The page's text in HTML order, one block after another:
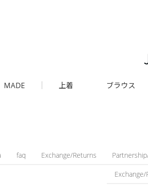
MADE 上着 ブラウス
faq Exchange/Returns